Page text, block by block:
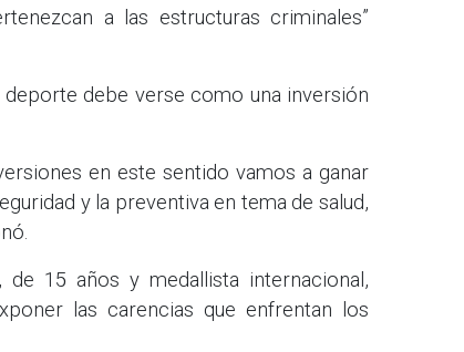
a las estructuras criminales”
debe verse como una inversión
en este sentido vamos a ganar
y la preventiva en tema de salud,
15 años y medallista internacional,
las carencias que enfrentan los